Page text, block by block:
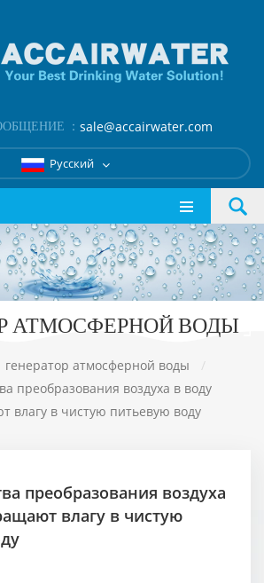
： sale@accairwater.com
Русский
АТМОСФЕРНОЙ ВОДЫ
генератор атмосферной воды
/
преобразования воздуха в воду
влагу в чистую питьевую воду
преобразования воздуха
влагу в чистую